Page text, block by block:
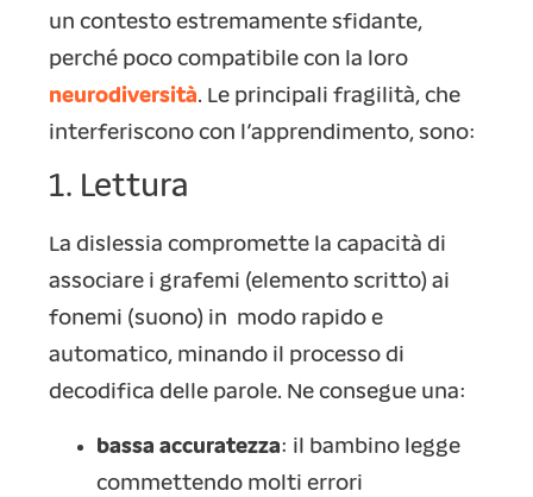
un contesto estremamente sfidante,
perché poco compatibile con la loro
neurodiversità. Le principali fragilità, che
interferiscono con l’apprendimento, sono:
1. Lettura
La dislessia compromette la capacità di
associare i grafemi (elemento scritto) ai
fonemi (suono) in modo rapido e
automatico, minando il processo di
decodifica delle parole. Ne consegue una:
bassa accuratezza: il bambino legge
commettendo molti errori